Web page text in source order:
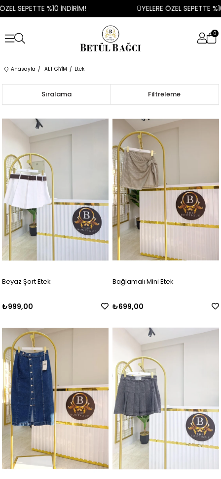
SEPETTE %10 İNDİRİM! ÜYELERE ÖZEL SEPETTE
0
Anasayfa ALT GİYİM Etek
Filtreleme
Sıralama
Beyaz Şort Etek
₺999,00
Bağlamalı Mini Etek
₺699,00